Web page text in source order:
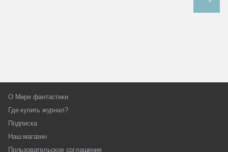
О Мире фантастики
Где купить журнал?
Подписка
Наш магазин
Пользовательское соглашение